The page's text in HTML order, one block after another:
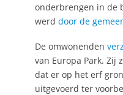
onderbrengen in de
werd door de
De omwonenden
van Europa Park. Zij
dat er op het erf
uitgevoerd ter